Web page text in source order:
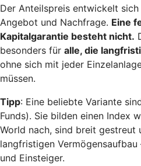
Der Anteilspreis entwickelt
Angebot und Nachfrage. Eine
Kapitalgarantie besteht nicht.
besonders für alle, die
ohne sich mit jeder
müssen.
Tipp: Eine beliebte Variante
Funds). Sie bilden einen Index
World nach, sind breit gestreut
langfristigen
und Einsteiger.